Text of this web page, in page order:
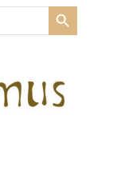
SEARCH BUTTON